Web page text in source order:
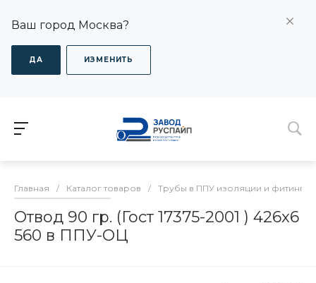
Ваш город Москва?
ДА ИЗМЕНИТЬ
Главная / Каталог товаров / Трубы в ППУ изоляции и фитинги
Отвод 90 гр. (Гост 17375-2001 ) 426x6
560 в ППУ-ОЦ